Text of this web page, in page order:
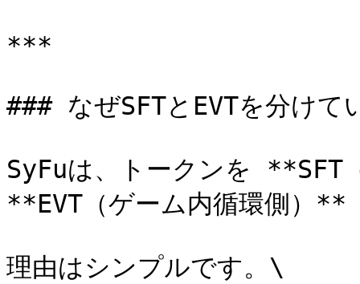
***
### なぜSFTとEVTを分けて
SyFuは、トークンを **SFT
**EVT（ゲーム内循環側）**
理由はシンプルです。\